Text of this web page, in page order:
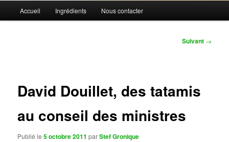
principal
Accueil Ingrédients Nous contacter
Suivant →
David Douillet, des tatamis
au conseil des ministres
Publié le5 octobre 2011 parStef Gronique